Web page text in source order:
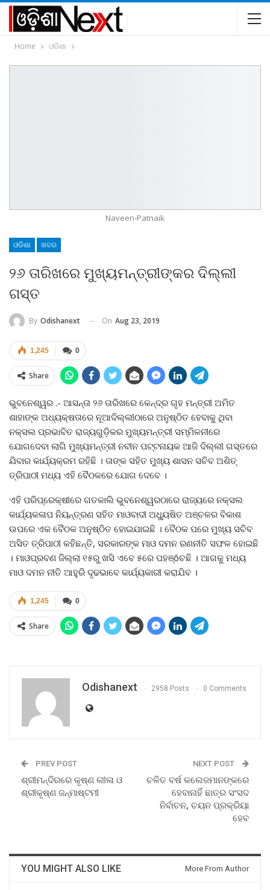
Home ଓଡିଶା
Naveen-Patnaik
ଓଡିଶା ଖବର
୨୬ ତାରିଖରେ ମୁଖ୍ୟମନ୍ତ୍ରୀଙ୍କର ଦିଲ୍ଲୀ
ଗସ୍ତ
By Odishanext On Aug 23, 2019
0
1,245
Share
ଭୁବନେଶ୍ୱର .- ଆସନ୍ତା ୨୬ ତାରିଖରେ କେନ୍ଦ୍ର ଗୃହ ମନ୍ତ୍ରୀ ଅମିତ
ଶାହାଙ୍କ ଅଧ୍ୟକ୍ଷତାରେ ନୂଆଦିଲ୍ଲୀଠାରେ ଅନୁଷ୍ଠିତ ହେବାକୁ ଥିବା
ନକ୍ସଲ ପ୍ରଭାବିତ ରାଜ୍ୟଗୁଡ଼ିକର ମୁଖ୍ୟମନ୍ତ୍ରୀ ସମ୍ମିଳନୀରେ
ଯୋଗଦେବା ଲାଗି ମୁଖ୍ୟମନ୍ତ୍ରୀ ନବୀନ ପଟ୍ଟନାୟକ ଆଜି ଦିଲ୍ଲୀ ଗସ୍ତରେ
ଯିବାର କାର୍ଯ୍ୟକ୍ରମ ରହିଛି । ତାଙ୍କ ସହିତ ମୁଖ୍ୟ ଶାସନ ସଚିବ ଅଶିତ୍‍
ତ୍ରିପାଠୀ ମଧ୍ୟ ଏହି ବୈଠକରେ ଯୋଗ ଦେବେ ।
ଏହି ପରିପ୍ରେକ୍ଷୀରେ ଗତକାଲି ଭୁବନେଶ୍ୱରଠାରେ ରାଜ୍ୟରେ ନକ୍ସଲ
କାର୍ଯ୍ୟକଳାପ ନିୟନ୍ତ୍ରଣ ସହିତ ମାଓବାଦୀ ଅଧ୍ୟୁଷିତ ଅଞ୍ଚଳର ବିକାଶ
ଉପରେ ଏକ ବୈଠକ ଅନୁଷ୍ଠିତ ହୋଇଯାଇଛି । ବୈଠକ ପରେ ମୁଖ୍ୟ ସଚିବ
ଅସିତ ତ୍ରିପାଠୀ କହିଛନ୍ତି, ସରକାରଙ୍କ ମାଓ ଦମନ ରଣନୀତି ସଫଳ ହୋଇଛି
। ମାଓପ୍ରବଣ ଜିଲ୍ଲା ୧୫ରୁ ଖସି ଏବେ ୫ରେ ପହଞ୍ôଚଛି । ଆଗକୁ ମଧ୍ୟ
ମାଓ ଦମନ ନୀତି ଆହୁରି ଦୃଢଭାବେ କାର୍ଯ୍ୟକାରୀ କରାଯିବ ।
0
1,245
Share
Odishanext 2958 Posts 0 Comments
PREV POST
ଶ୍ରୀମନ୍ଦିରରେ କୃଷ୍ଣ ଲୀଳା ଓ
ଶ୍ରୀକୃଷ୍ଣ ଜନ୍ମାଷ୍ଟମୀ
NEXT POST
ଚଳିତ ବର୍ଷ କଲେଜମାନଙ୍କରେ
ହେବାନାହିଁ ଛାତ୍ର ସଂସଦ
ନିର୍ବାଚନ, ଚୟନ ପ୍ରକ୍ରିୟା
ହେବ
YOU MIGHT ALSO LIKE More From Author